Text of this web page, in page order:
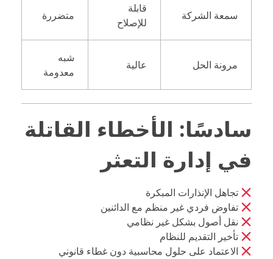
سمعة الشركة
قابلة
للإصلاح
متضررة
مرونة الحل عالية
شبه
معدومة
سادسًا: الأخطاء القاتلة
في إدارة التعثر
تجاهل الإنذارات المبكرة
تفاوض فردي غير منظم مع الدائنين
نقل أصول بشكل غير نظامي
تأخير التقديم للنظام
الاعتماد على حلول محاسبية دون غطاء قانوني